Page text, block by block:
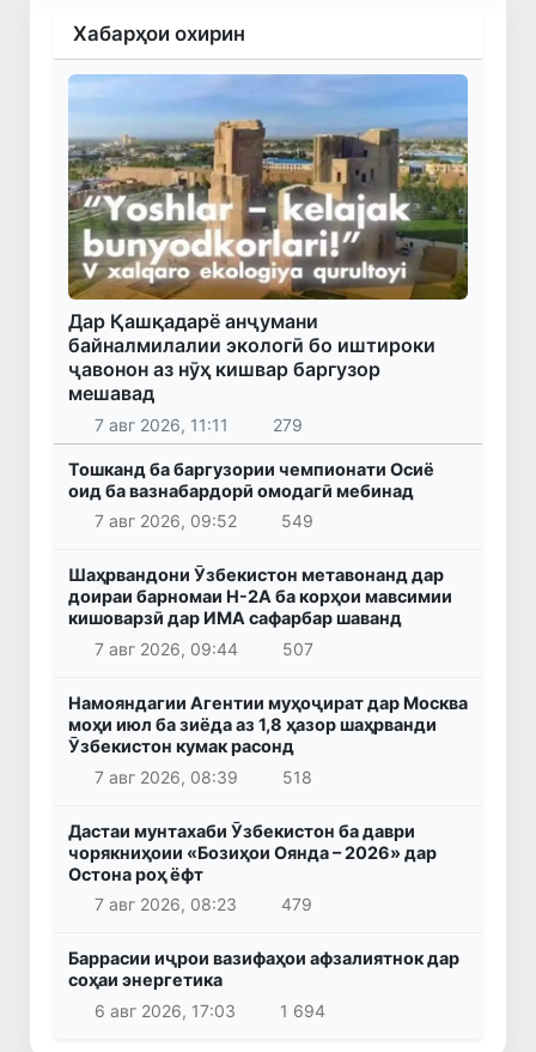
Хабарҳои охирин
Дар Қашқадарё анҷумани
байналмилалии экологӣ бо иштироки
ҷавонон аз нӯҳ кишвар баргузор
мешавад
7 авг 2026, 11:11 279
Тошканд ба баргузории чемпионати Осиё
оид ба вазнабардорӣ омодагӣ мебинад
7 авг 2026, 09:52
549
Шаҳрвандони Ӯзбекистон метавонанд дар
доираи барномаи H-2A ба корҳои мавсимии
кишоварзӣ дар ИМА сафарбар шаванд
7 авг 2026, 09:44
507
Намояндагии Агентии муҳоҷират дар Москва
моҳи июл ба зиёда аз 1,8 ҳазор шаҳрванди
Ӯзбекистон кумак расонд
7 авг 2026, 08:39
518
Дастаи мунтахаби Ӯзбекистон ба даври
чорякниҳоии «Бозиҳои Оянда – 2026» дар
Остона роҳ ёфт
7 авг 2026, 08:23
479
Баррасии иҷрои вазифаҳои афзалиятнок дар
соҳаи энергетика
6 авг 2026, 17:03
1 694